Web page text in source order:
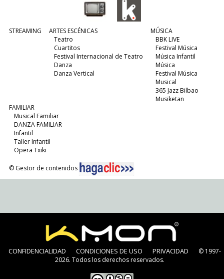
STREAMING
ARTES ESCÉNICAS
Teatro
Cuartitos
Festival Internacional de Teatro
Danza
Danza Vertical
MÚSICA
BBK LIVE
Festival Música
Música Infantil
Música
Festival Música
Musical
365 Jazz Bilbao
Musiketan
FAMILIAR
Musical Familiar
DANZA FAMILIAR
Infantil
Taller Infantil
Opera Txiki
© Gestor de contenidos
CONFIDENCIALIDAD CONDICIONES DE USO PRIVACIDAD
© 1997-
2026. Todos los derechos reservados.